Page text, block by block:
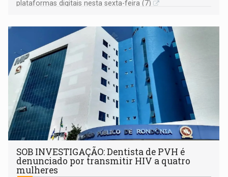
plataformas digitais nesta sexta-feira (7)
SOB INVESTIGAÇÃO: Dentista de PVH é
denunciado por transmitir HIV a quatro
mulheres